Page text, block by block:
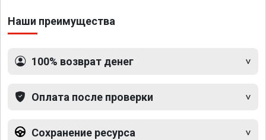
Наши преимущества
100% возврат денег
Оплата после проверки
Сохранение ресурса